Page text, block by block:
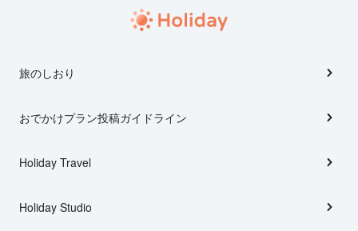
旅のしおり
おでかけプラン投稿ガイドライン
Holiday Travel
Holiday Studio